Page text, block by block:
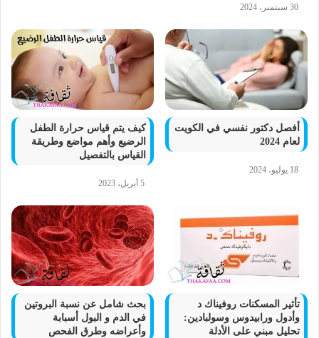
30 سبتمبر، 2024
أفصل دكتور نفسي في الكويت
لعام 2024
18 يوليو، 2024
كيف يتم قياس حرارة الطفل
الرضيع وأهم مواضع وطريقة
القياس بالتفصيل
5 أبريل، 2023
تأثير المسكنات روفيناك د
وأدول ورابيدوس وسولبادين:
تحليل مبني على الأدلة
بحث شامل عن نسبة البروتين
في الدم و البول أسبابة
وأعراضه وطرق الفحص